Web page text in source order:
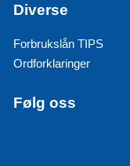
Diverse
Forbrukslån TIPS
Ordforklaringer
Følg oss